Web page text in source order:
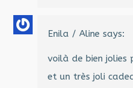
Enila / Aline says:
voilà de bien jolies
et un très joli